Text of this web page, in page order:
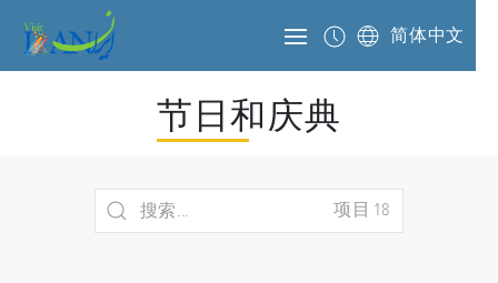
简体中文
节日和庆典
项目 18